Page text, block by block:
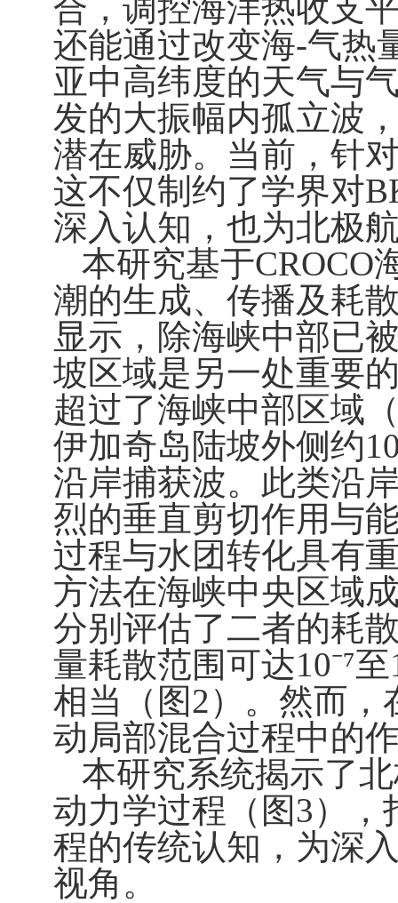
合，调控海洋热收支
还能通过改变海-气热
亚中高纬度的天气与
发的大振幅内孤立波
潜在威胁。当前，针
这不仅制约了学界对
深入认知，也为北极
本研究基于CROCO
潮的生成、传播及耗
显示，除海峡中部已
坡区域是另一处重要
超过了海峡中部区域
伊加奇岛陆坡外侧约
沿岸捕获波。此类沿
烈的垂直剪切作用与
过程与水团转化具有
方法在海峡中央区域
分别评估了二者的耗
量耗散范围可达10⁻⁷至
相当（图2）。然而，
动局部混合过程中的
本研究系统揭示了
动力学过程（图3），
程的传统认知，为深
视角。